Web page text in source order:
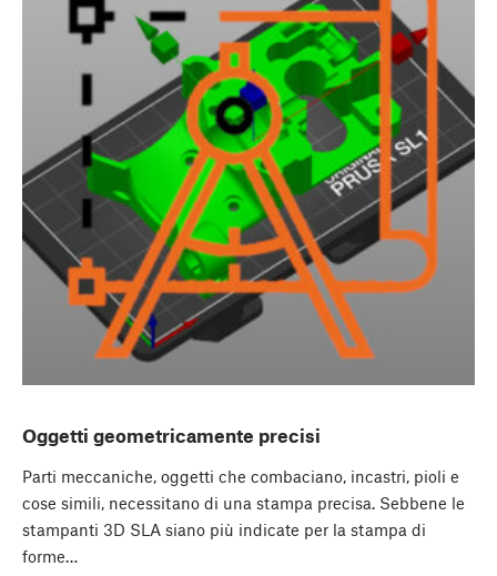
Oggetti geometricamente precisi
Parti meccaniche, oggetti che combaciano, incastri, pioli e
cose simili, necessitano di una stampa precisa. Sebbene le
stampanti 3D SLA siano più indicate per la stampa di
forme…